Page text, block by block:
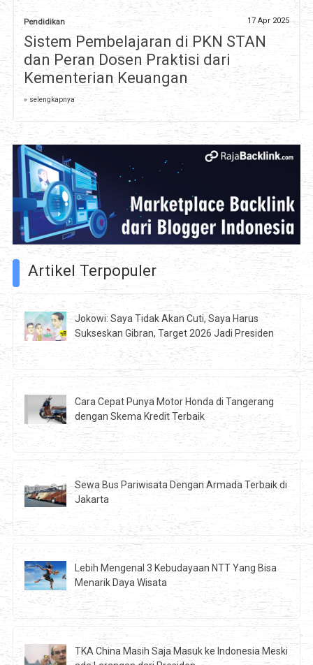
Pendidikan 17 Apr 2025
Sistem Pembelajaran di PKN STAN
dan Peran Dosen Praktisi dari
Kementerian Keuangan
» selengkapnya
Artikel Terpopuler
Jokowi: Saya Tidak Akan Cuti, Saya Harus
Sukseskan Gibran, Target 2026 Jadi Presiden
Cara Cepat Punya Motor Honda di Tangerang
dengan Skema Kredit Terbaik
Sewa Bus Pariwisata Dengan Armada Terbaik di
Jakarta
Lebih Mengenal 3 Kebudayaan NTT Yang Bisa
Menarik Daya Wisata
TKA China Masih Saja Masuk ke Indonesia Meski